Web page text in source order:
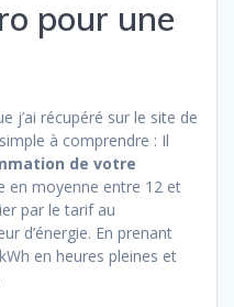
pour une
j’ai récupéré sur le site de
à comprendre : Il
de votre
en moyenne entre 12 et
par le tarif au
d’énergie. En prenant
en heures pleines et